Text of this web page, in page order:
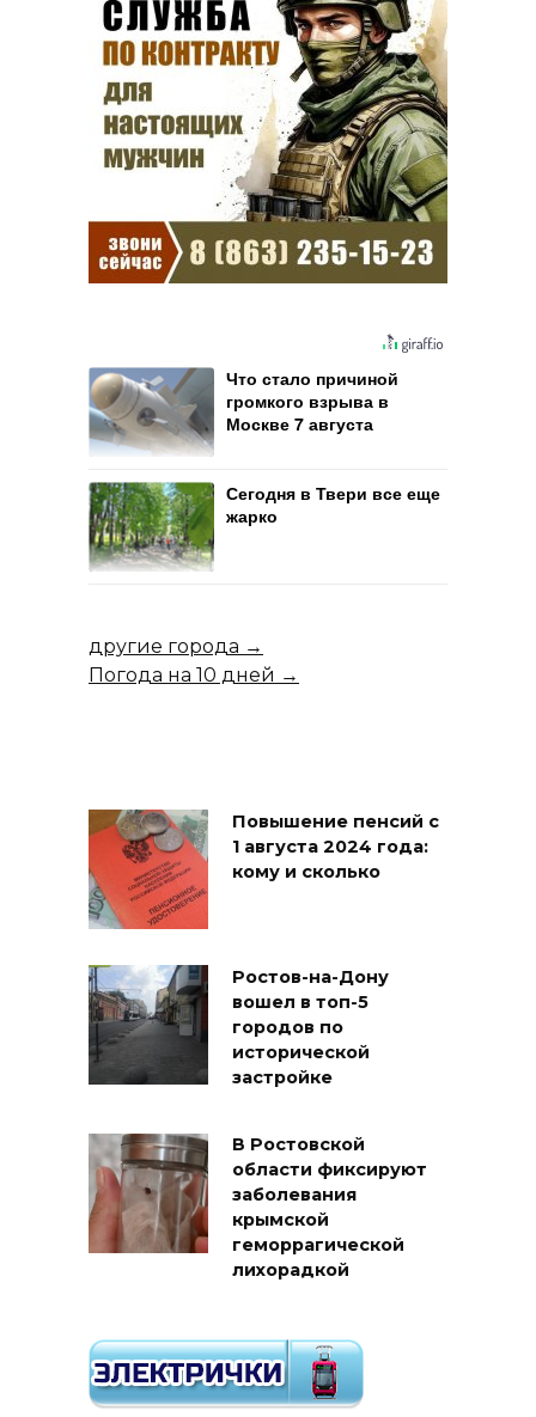
Что стало причиной
громкого взрыва в
Москве 7 августа
Сегодня в Твери все еще
жарко
другие города →
Погода на 10 дней →
Повышение пенсий с
1 августа 2024 года:
кому и сколько
Ростов-на-Дону
вошел в топ-5
городов по
исторической
застройке
В Ростовской
области фиксируют
заболевания
крымской
геморрагической
лихорадкой